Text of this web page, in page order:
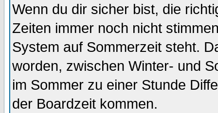
Wenn du dir sicher bist, die
Zeiten immer noch nicht
System auf Sommerzeit steht.
worden, zwischen Winter- und
im Sommer zu einer Stunde
der Boardzeit kommen.